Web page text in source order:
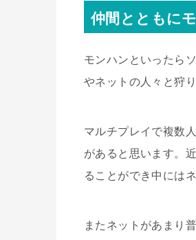
仲間とともに
モンハンといったら
やネットの人々と狩
マルチプレイで複数
があると思います。
ることができ中には
またネットがあまり